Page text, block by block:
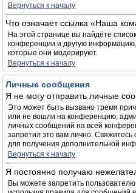
Вернуться к началу
Что означает ссылка «Наша
На этой странице вы найдёте
конференции и другую
которые они модерируют.
Вернуться к началу
Личные сообщения
Я не могу отправить личные
Это может быть вызвано тремя
или не вошли на конференцию,
личных сообщений на всей
запретил это вам лично.
для получения дополнительной
Вернуться к началу
Я постоянно получаю
Вы можете запретить